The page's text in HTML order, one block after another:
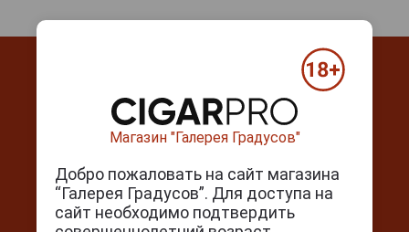
Контакты
г. Москва, Серпуховский вал, д. 5
Ежедневно с 10:00 до 22:00
Магазин "Галерея Градусов"
Добро пожаловать на сайт магазина
“Галерея Градусов”. Для доступа на
сайт необходимо подтвердить